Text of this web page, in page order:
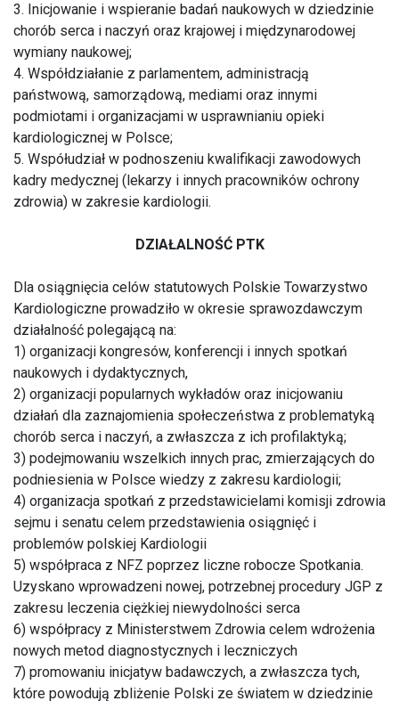
3. Inicjowanie i wspieranie badań naukowych w dziedzinie
chorób serca i naczyń oraz krajowej i międzynarodowej
wymiany naukowej;
4. Współdziałanie z parlamentem, administracją
państwową, samorządową, mediami oraz innymi
podmiotami i organizacjami w usprawnianiu opieki
kardiologicznej w Polsce;
5. Współudział w podnoszeniu kwalifikacji zawodowych
kadry medycznej (lekarzy i innych pracowników ochrony
zdrowia) w zakresie kardiologii.
DZIAŁALNOŚĆ PTK
Dla osiągnięcia celów statutowych Polskie Towarzystwo
Kardiologiczne prowadziło w okresie sprawozdawczym
działalność polegającą na:
1) organizacji kongresów, konferencji i innych spotkań
naukowych i dydaktycznych,
2) organizacji popularnych wykładów oraz inicjowaniu
działań dla zaznajomienia społeczeństwa z problematyką
chorób serca i naczyń, a zwłaszcza z ich profilaktyką;
3) podejmowaniu wszelkich innych prac, zmierzających do
podniesienia w Polsce wiedzy z zakresu kardiologii;
4) organizacja spotkań z przedstawicielami komisji zdrowia
sejmu i senatu celem przedstawienia osiągnięć i
problemów polskiej Kardiologii
5) współpraca z NFZ poprzez liczne robocze Spotkania.
Uzyskano wprowadzeni nowej, potrzebnej procedury JGP z
zakresu leczenia ciężkiej niewydolności serca
6) współpracy z Ministerstwem Zdrowia celem wdrożenia
nowych metod diagnostycznych i leczniczych
7) promowaniu inicjatyw badawczych, a zwłaszcza tych,
które powodują zbliżenie Polski ze światem w dziedzinie